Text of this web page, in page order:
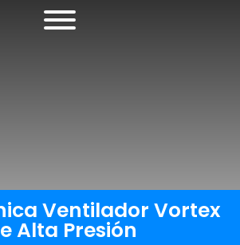
Ventilador Vortex
Alta Presión